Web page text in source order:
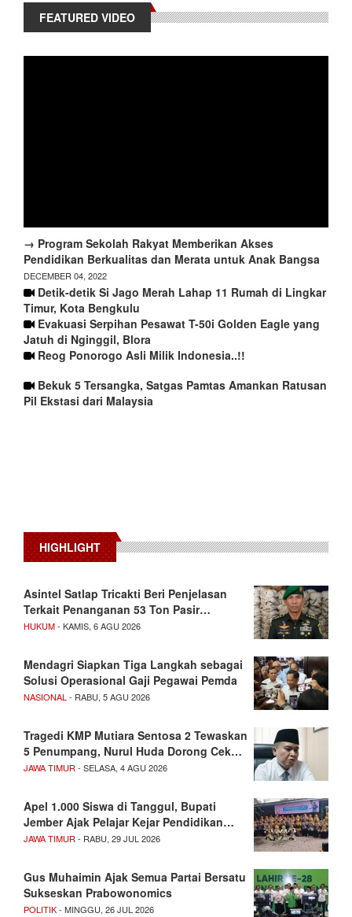
FEATURED VIDEO
→ Program Sekolah Rakyat Memberikan Akses
Pendidikan Berkualitas dan Merata untuk Anak Bangsa
DECEMBER 04, 2022
Detik-detik Si Jago Merah Lahap 11 Rumah di Lingkar
Timur, Kota Bengkulu
Evakuasi Serpihan Pesawat T-50i Golden Eagle yang
Jatuh di Nginggil, Blora
Reog Ponorogo Asli Milik Indonesia..!!
Bekuk 5 Tersangka, Satgas Pamtas Amankan Ratusan
Pil Ekstasi dari Malaysia
HIGHLIGHT
Asintel Satlap Tricakti Beri Penjelasan
Terkait Penanganan 53 Ton Pasir…
HUKUM- KAMIS, 6 AGU 2026
Mendagri Siapkan Tiga Langkah sebagai
Solusi Operasional Gaji Pegawai Pemda
NASIONAL - RABU, 5 AGU 2026
Tragedi KMP Mutiara Sentosa 2 Tewaskan
5 Penumpang, Nurul Huda Dorong Cek…
JAWA TIMUR - SELASA, 4 AGU 2026
Apel 1.000 Siswa di Tanggul, Bupati
Jember Ajak Pelajar Kejar Pendidikan…
JAWA TIMUR - RABU, 29 JUL 2026
Gus Muhaimin Ajak Semua Partai Bersatu
Sukseskan Prabowonomics
POLITIK- MINGGU, 26 JUL 2026